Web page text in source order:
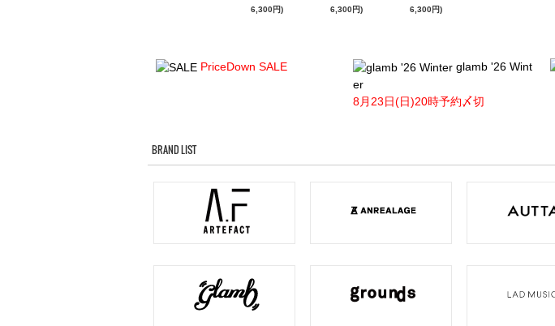
6,300円)
6,300円)
6,300円)
PriceDown SALE
glamb '26 Wint
er
8月23日(日)20時予約〆切
BRAND LIST